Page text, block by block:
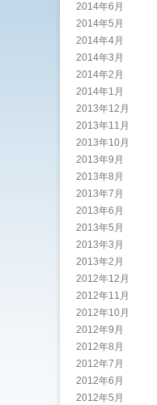
2014年6月
2014年5月
2014年4月
2014年3月
2014年2月
2014年1月
2013年12月
2013年11月
2013年10月
2013年9月
2013年8月
2013年7月
2013年6月
2013年5月
2013年3月
2013年2月
2012年12月
2012年11月
2012年10月
2012年9月
2012年8月
2012年7月
2012年6月
2012年5月